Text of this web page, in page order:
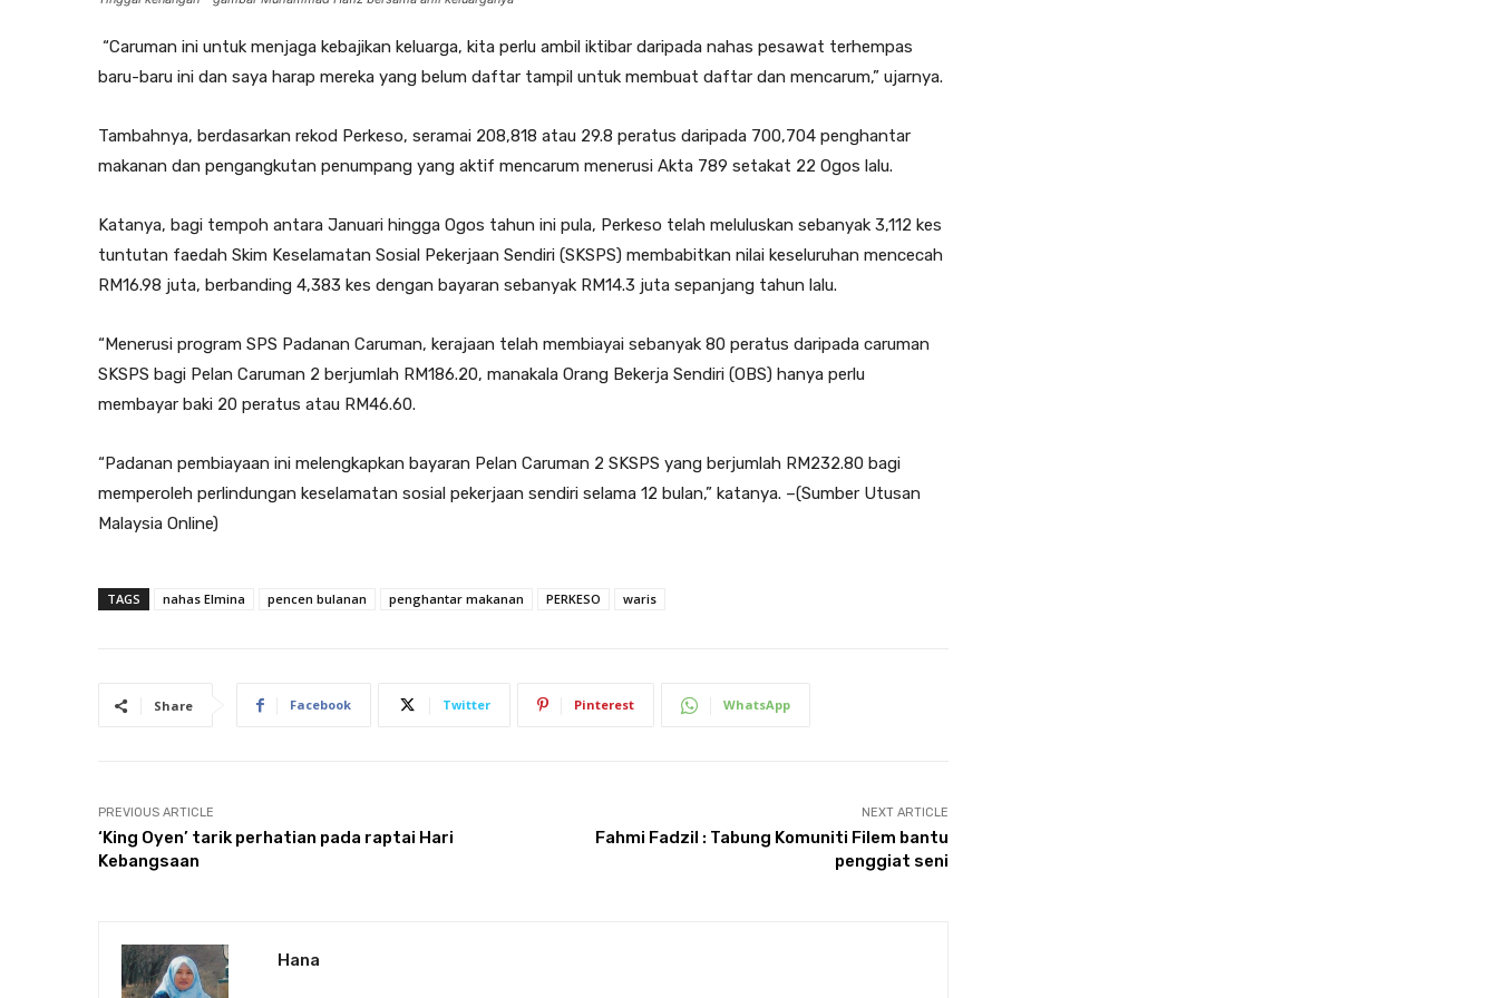
“Caruman ini untuk menjaga kebajikan keluarga, kita perlu ambil iktibar daripada nahas pesawat terhempas
baru-baru ini dan saya harap mereka yang belum daftar tampil untuk membuat daftar dan mencarum,” ujarnya.
Tambahnya, berdasarkan rekod Perkeso, seramai 208,818 atau 29.8 peratus daripada 700,704 penghantar
makanan dan pengangkutan penumpang yang aktif mencarum menerusi Akta 789 setakat 22 Ogos lalu.
Katanya, bagi tempoh antara Januari hingga Ogos tahun ini pula, Perkeso telah meluluskan sebanyak 3,112 kes
tuntutan faedah Skim Keselamatan Sosial Pekerjaan Sendiri (SKSPS) membabitkan nilai keseluruhan mencecah
RM16.98 juta, berbanding 4,383 kes dengan bayaran sebanyak RM14.3 juta sepanjang tahun lalu.
“Menerusi program SPS Padanan Caruman, kerajaan telah membiayai sebanyak 80 peratus daripada caruman
SKSPS bagi Pelan Caruman 2 berjumlah RM186.20, manakala Orang Bekerja Sendiri (OBS) hanya perlu
membayar baki 20 peratus atau RM46.60.
“Padanan pembiayaan ini melengkapkan bayaran Pelan Caruman 2 SKSPS yang berjumlah RM232.80 bagi
memperoleh perlindungan keselamatan sosial pekerjaan sendiri selama 12 bulan,” katanya. –(Sumber Utusan
Malaysia Online)
TAGS nahas Elmina pencen bulanan penghantar makanan PERKESO waris
Share Facebook Twitter Pinterest WhatsApp
PREVIOUS ARTICLE
‘King Oyen’ tarik perhatian pada raptai Hari
Kebangsaan
NEXT ARTICLE
Fahmi Fadzil : Tabung Komuniti Filem bantu
penggiat seni
Hana